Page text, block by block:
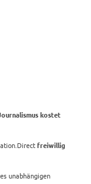
kostet
freiwillig
unabhängigen